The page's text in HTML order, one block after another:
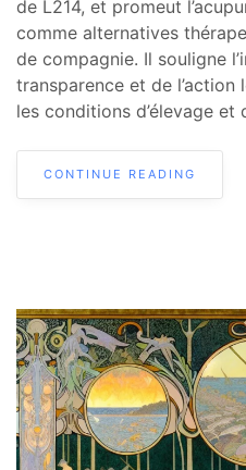
de L214, et promeut
comme alternatives
de compagnie. Il souligne
transparence et de
les conditions d’élevage et
CONTINUE READING